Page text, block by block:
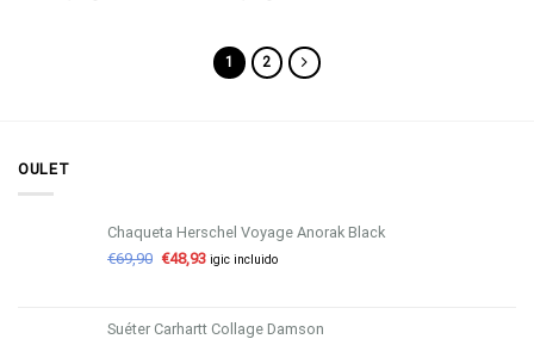
1 2
OULET
Chaqueta Herschel Voyage Anorak Black
€69,90 €48,93 igic incluido
Suéter Carhartt Collage Damson